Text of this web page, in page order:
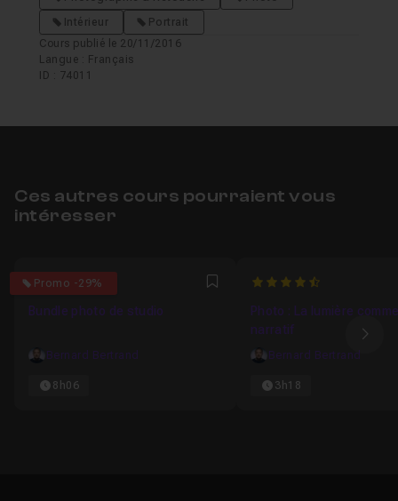
Intérieur
Portrait
Cours publié le 20/11/2016
Langue : Français
ID : 74011
Ces autres cours pourraient vous
intéresser
Promo -29%
4.6666666666667 Favori
Bundle photo de studio
Bernard Bertrand
8h06
4.75
Photo : La lumière
narratif
Bernard Bertrand
3h18